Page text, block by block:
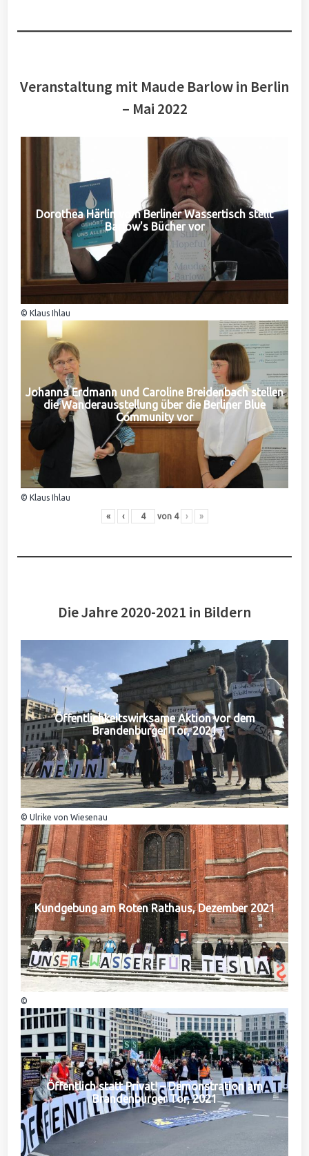
Veranstaltung mit Maude Barlow in Berlin
– Mai 2022
Dorothea Härlin vom Berliner Wassertisch stellt
Barlow's Bücher vor
© Klaus Ihlau
Johanna Erdmann und Caroline Breidenbach stellen
die Wanderausstellung über die Berliner Blue
Community vor
© Klaus Ihlau
« ‹ von 4 › »
Die Jahre 2020-2021 in Bildern
Öffentlichkeitswirksame Aktion vor dem
Brandenburger Tor, 2021
© Ulrike von Wiesenau
Kundgebung am Roten Rathaus, Dezember 2021
©
Öffentlich statt Privat! – Demonstration am
Brandenburger Tor, 2021